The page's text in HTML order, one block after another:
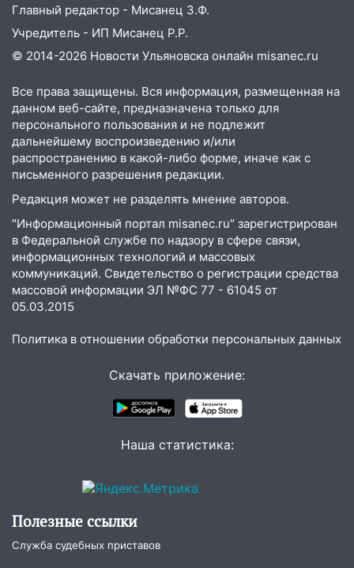
06:45
Императорский мост в
Ульяновске останется закрытым до
утра 10 августа
05:18 Судьба готовит сюрприз: гороскоп
на 8 августа — кому повезет с
деньгами, а кого ждет неожиданная
встреча
04:47 В Ульяновской области объявили
ракетную опасность: звучат сирены
07.08.2026
20:40 Ульяновские аграрии смогут
купить тракторы с отсрочкой платежа
до декабря
19:34
В следственном управлении
состоялось торжественное
мероприятие, приуроченное к
празднованию Дня сотрудника органов
следствия Российской Федерации
Ульяновцев приглашают
поддержать «Симбирскую чебурашку»
пилотным регионом проекта
«Культурное долголетие»
17:23 Прогноз погоды в Ульяновской
области на 8 августа
Главный редактор - Мисанец З.Ф.
Учредитель - ИП Мисанец Р.Р.
© 2014-2026 Новости Ульяновска онлайн misanec.ru
Все права защищены. Вся информация, размещенная на
данном веб-сайте, предназначена только для
персонального пользования и не подлежит
дальнейшему воспроизведению и/или
распространению в какой-либо форме, иначе как с
письменного разрешения редакции.
Редакция может не разделять мнение авторов.
"Информационный портал misanec.ru" зарегистрирован
в Федеральной службе по надзору в сфере связи,
информационных технологий и массовых
коммуникаций. Свидетельство о регистрации средства
массовой информации ЭЛ №ФС 77 - 61045 от
05.03.2015
Политика в отношении обработки персональных данных
Скачать приложение:
Наша статистика:
Полезные ссылки
Служба судебных приставов